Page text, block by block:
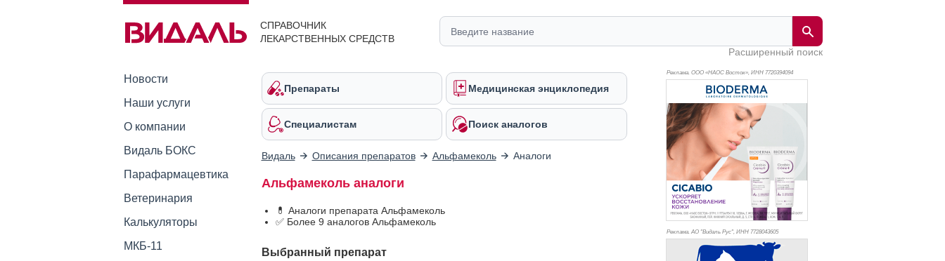
СПРАВОЧНИК
ЛЕКАРСТВЕННЫХ СРЕДСТВ
Расширенный поиск
Новости
Наши услуги
О компании
Видаль БОКС
Парафармацевтика
Ветеринария
Калькуляторы
МКБ-11
Препараты Медицинская энциклопедия
Специалистам Поиск аналогов
Видаль Описания препаратов Альфамеколь Аналоги
Альфамеколь аналоги
💊 Аналоги препарата Альфамеколь
✅ Более 9 аналогов Альфамеколь
Выбранный препарат
Реклама. ООО «НАОС Восток», ИНН 7720394094
Реклама. АО "Видаль Рус", ИНН 7728043605